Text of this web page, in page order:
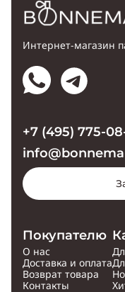
Интернет-магазин
Покупателю
О нас
Доставка и оплата
Возврат товара
Контакты
+7 (495) 775-